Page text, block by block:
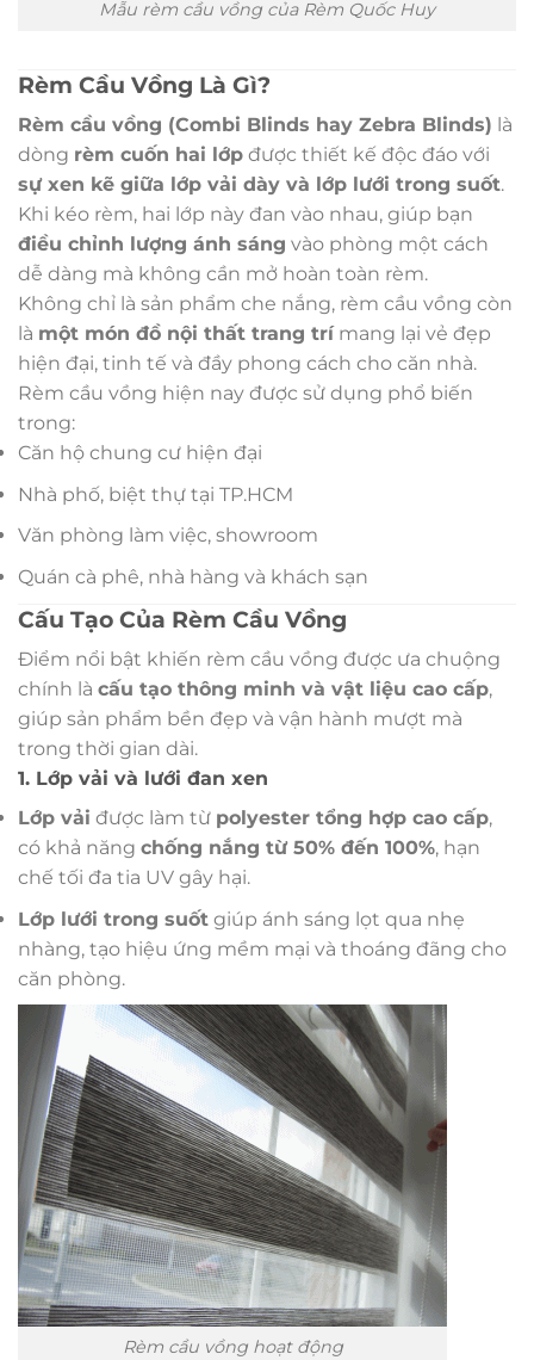
Mẫu rèm cầu vồng của Rèm Quốc Huy
Rèm Cầu Vồng Là Gì?
Rèm cầu vồng (Combi Blinds hay Zebra Blinds) là
dòng rèm cuốn hai lớp được thiết kế độc đáo với
sự xen kẽ giữa lớp vải dày và lớp lưới trong suốt.
Khi kéo rèm, hai lớp này đan vào nhau, giúp bạn
điều chỉnh lượng ánh sáng vào phòng một cách
dễ dàng mà không cần mở hoàn toàn rèm.
Không chỉ là sản phẩm che nắng, rèm cầu vồng còn
là một món đồ nội thất trang trímang lại vẻ đẹp
hiện đại, tinh tế và đầy phong cách cho căn nhà.
Rèm cầu vồng hiện nay được sử dụng phổ biến
trong:
Căn hộ chung cư hiện đại
Nhà phố, biệt thự tại TP.HCM
Văn phòng làm việc, showroom
Quán cà phê, nhà hàng và khách sạn
Cấu Tạo Của Rèm Cầu Vồng
Điểm nổi bật khiến rèm cầu vồng được ưa chuộng
chính là cấu tạo thông minh và vật liệu cao cấp,
giúp sản phẩm bền đẹp và vận hành mượt mà
trong thời gian dài.
1. Lớp vải và lưới đan xen
Lớp vải được làm từ polyester tổng hợp cao cấp,
có khả năng chống nắng từ 50% đến 100%, hạn
chế tối đa tia UV gây hại.
Lớp lưới trong suốt giúp ánh sáng lọt qua nhẹ
nhàng, tạo hiệu ứng mềm mại và thoáng đãng cho
căn phòng.
Rèm cầu vồng hoạt động